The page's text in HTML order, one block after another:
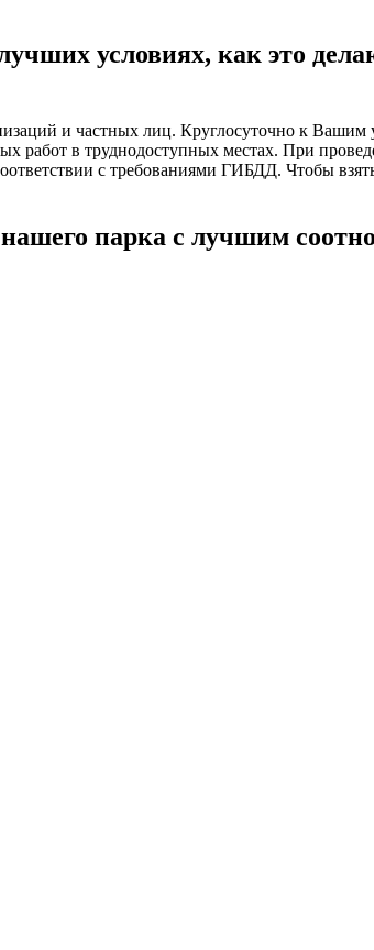
условиях, как это
и частных лиц. Круглосуточно к
в труднодоступных местах. При
с требованиями ГИБДД. Чтобы
парка с лучшим